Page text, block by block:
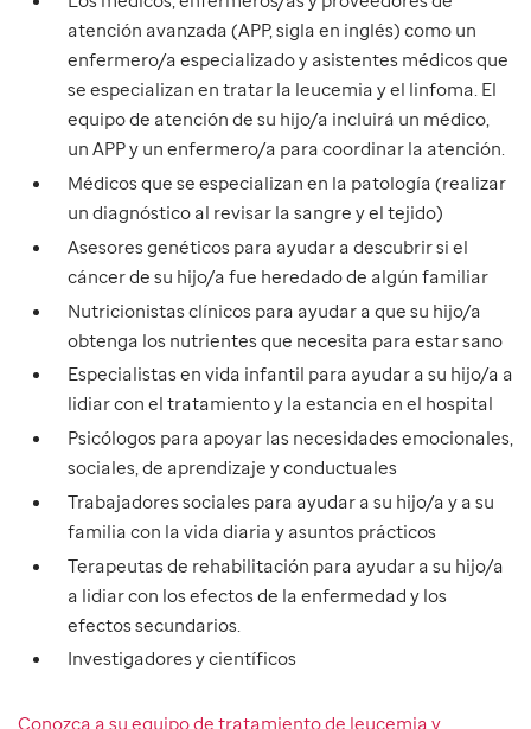
atención avanzada (APP, sigla en inglés) como un
enfermero/a especializado y asistentes médicos que
se especializan en tratar la leucemia y el linfoma. El
equipo de atención de su hijo/a incluirá un médico,
un APP y un enfermero/a para coordinar la atención.
Médicos que se especializan en la patología (realizar
un diagnóstico al revisar la sangre y el tejido)
Asesores genéticos para ayudar a descubrir si el
cáncer de su hijo/a fue heredado de algún familiar
Nutricionistas clínicos para ayudar a que su hijo/a
obtenga los nutrientes que necesita para estar sano
Especialistas en vida infantil para ayudar a su hijo/a a
lidiar con el tratamiento y la estancia en el hospital
Psicólogos para apoyar las necesidades emocionales,
sociales, de aprendizaje y conductuales
Trabajadores sociales para ayudar a su hijo/a y a su
familia con la vida diaria y asuntos prácticos
Terapeutas de rehabilitación para ayudar a su hijo/a
a lidiar con los efectos de la enfermedad y los
efectos secundarios.
Investigadores y científicos
Conozca a su equipo de tratamiento de leucemia y